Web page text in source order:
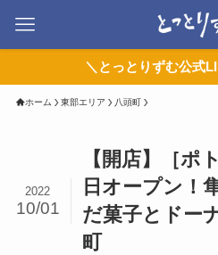
＼とっとりずむ公式
ホーム 東部エリア 八頭町
【開店】［ポ
日オープン！
だ菓子とドー
町
2022
10/01